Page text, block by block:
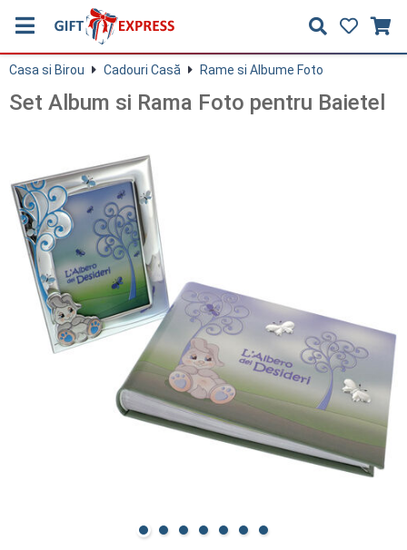
Casa si Birou Cadouri Casă Rame si Albume Foto
Set Album si Rama Foto pentru Baietel